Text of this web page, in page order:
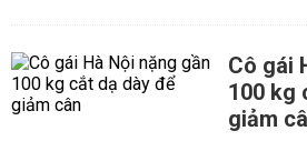
Cô gái
100 kg
giảm